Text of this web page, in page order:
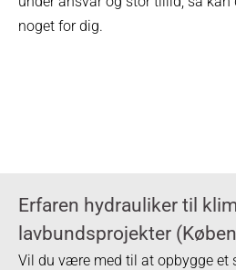
noget for dig.
Erfaren hydrauliker til
lavbundsprojekter
Vil du være med til at opbygge